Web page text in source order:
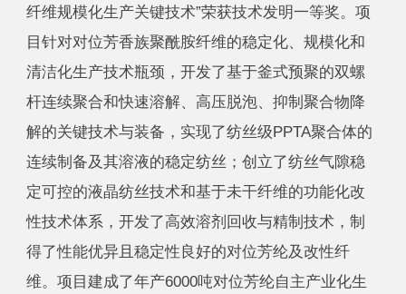
纤维规模化生产关键技术”荣获技术发明一等奖。项
目针对对位芳香族聚酰胺纤维的稳定化、规模化和
清洁化生产技术瓶颈，开发了基于釜式预聚的双螺
杆连续聚合和快速溶解、高压脱泡、抑制聚合物降
解的关键技术与装备，实现了纺丝级PPTA聚合体的
连续制备及其溶液的稳定纺丝；创立了纺丝气隙稳
定可控的液晶纺丝技术和基于未干纤维的功能化改
性技术体系，开发了高效溶剂回收与精制技术，制
得了性能优异且稳定性良好的对位芳纶及改性纤
维。项目建成了年产6000吨对位芳纶自主产业化生